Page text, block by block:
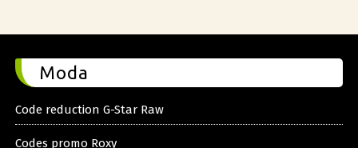
Moda
Code reduction G-Star Raw
Codes promo Roxy